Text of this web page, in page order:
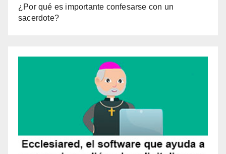
¿Por qué es importante confesarse con un
sacerdote?